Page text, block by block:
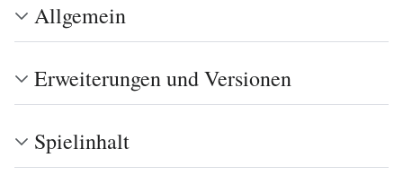
Allgemein
Erweiterungen und Versionen
Spielinhalt